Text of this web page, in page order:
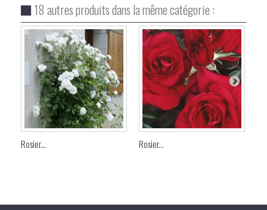
18 autres produits dans la même catégorie :
Rosier... Rosier...